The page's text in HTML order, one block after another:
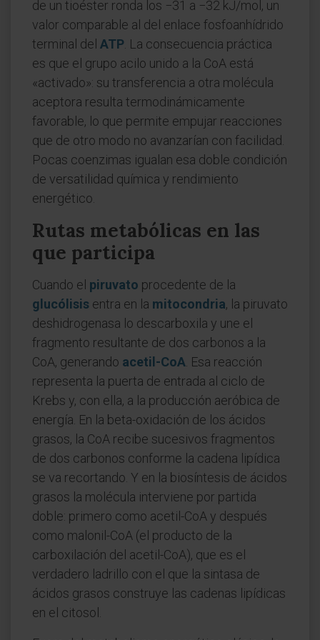
de un tioéster ronda los −31 a −32 kJ/mol, un
valor comparable al del enlace fosfoanhídrido
terminal del ATP . La consecuencia práctica
es que el grupo acilo unido a la CoA está
«activado»: su transferencia a otra molécula
aceptora resulta termodinámicamente
favorable, lo que permite empujar reacciones
que de otro modo no avanzarían con facilidad.
Pocas coenzimas igualan esa doble condición
de versatilidad química y rendimiento
energético.
Rutas metabólicas en las
que participa
Cuando el piruvato procedente de la
glucólisis entra en la mitocondria, la piruvato
deshidrogenasa lo descarboxila y une el
fragmento resultante de dos carbonos a la
CoA, generando acetil-CoA . Esa reacción
representa la puerta de entrada al ciclo de
Krebs y, con ella, a la producción aeróbica de
energía. En la beta-oxidación de los ácidos
grasos, la CoA recibe sucesivos fragmentos
de dos carbonos conforme la cadena lipídica
se va recortando. Y en la biosíntesis de ácidos
grasos la molécula interviene por partida
doble: primero como acetil-CoA y después
como malonil-CoA (el producto de la
carboxilación del acetil-CoA), que es el
verdadero ladrillo con el que la sintasa de
ácidos grasos construye las cadenas lipídicas
en el citosol.